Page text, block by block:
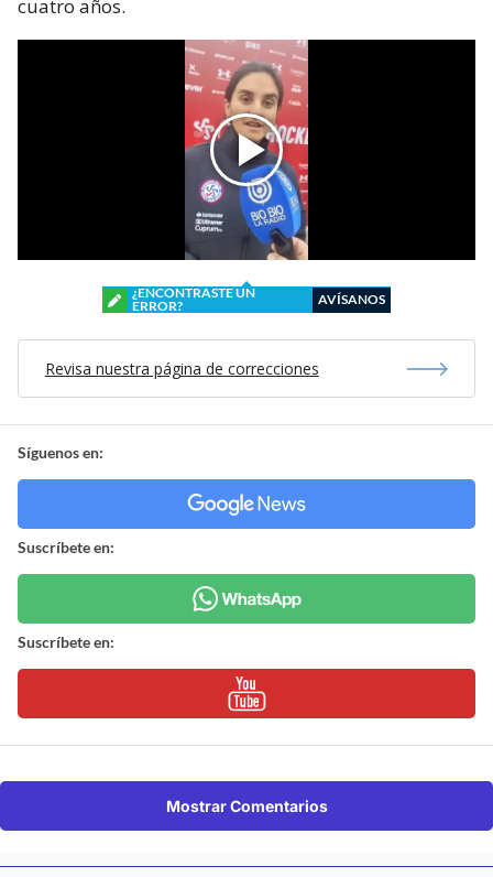
cuatro años.
¿ENCONTRASTE UN
ERROR?
AVÍSANOS
Revisa nuestra página de correcciones
Síguenos en:
Suscríbete en:
Suscríbete en:
Mostrar Comentarios